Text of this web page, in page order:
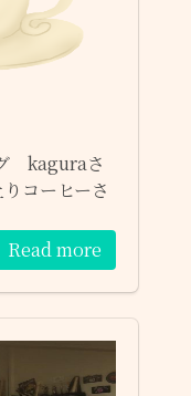
kaguraさ
コーヒーさ
Read more